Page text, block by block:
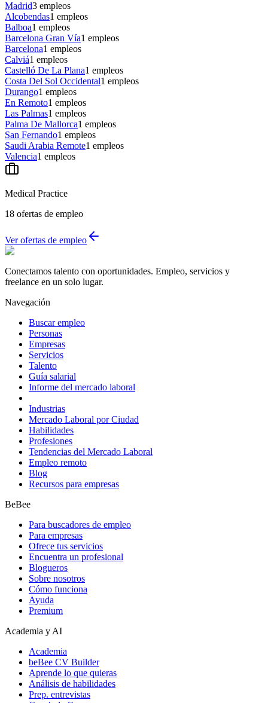
Madrid3 empleos
Alcobendas1 empleos
Balboa1 empleos
Barcelona Gran Vía1 empleos
Barcelona1 empleos
Calviá1 empleos
Castelló De La Plana1 empleos
Costa Del Sol Occidental1 empleos
Durango1 empleos
En Remoto1 empleos
Las Palmas1 empleos
Palma De Mallorca1 empleos
San Fernando1 empleos
Saudi Arabia Remote1 empleos
Valencia1 empleos
Medical Practice
18 ofertas de empleo
Ver ofertas de empleo
Conectamos talento con oportunidades. Empleo, servicios y
freelance en un solo lugar.
Navegación
Buscar empleo
Personas
Empresas
Servicios
Talento
Guía salarial
Informe del mercado laboral
Industrias
Mercado Laboral por Ciudad
Habilidades
Profesiones
Tendencias del Mercado Laboral
Empleo remoto
Blog
Recursos para empresas
BeBee
Para buscadores de empleo
Para empresas
Ofrece tus servicios
Encuentra un profesional
Blogueros
Sobre nosotros
Cómo funciona
Ayuda
Premium
Academia y AI
Academia
beBee CV Builder
Aprende lo que quieras
Análisis de habilidades
Prep. entrevistas